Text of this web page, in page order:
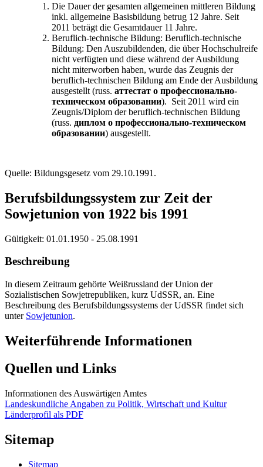
Die Dauer der gesamten allgemeinen mittleren Bildung
inkl. allgemeine Basisbildung betrug 12 Jahre. Seit
2011 beträgt die Gesamtdauer 11 Jahre.
Beruflich-technische Bildung: Beruflich-technische
Bildung: Den Auszubildenden, die über Hochschulreife
nicht verfügten und diese während der Ausbildung
nicht miterworben haben, wurde das Zeugnis der
beruflich-technischen Bildung am Ende der Ausbildung
ausgestellt (russ. аттестат о профессионально-
техническом образовании). Seit 2011 wird ein
Zeugnis/Diplom der beruflich-technischen Bildung
(russ. диплом о профессионально-техническом
образовании) ausgestellt.
Quelle: Bildungsgesetz vom 29.10.1991.
Berufsbildungssystem zur Zeit der
Sowjetunion von 1922 bis 1991
Gültigkeit: 01.01.1950 - 25.08.1991
Beschreibung
In diesem Zeitraum gehörte Weißrussland der Union der
Sozialistischen Sowjetrepubliken, kurz UdSSR, an. Eine
Beschreibung des Berufsbildungssystems der UdSSR findet sich
unter Sowjetunion.
Weiterführende Informationen
Quellen und Links
Informationen des Auswärtigen Amtes
Landeskundliche Angaben zu Politik, Wirtschaft und Kultur
Länderprofil als PDF
Sitemap
Sitemap